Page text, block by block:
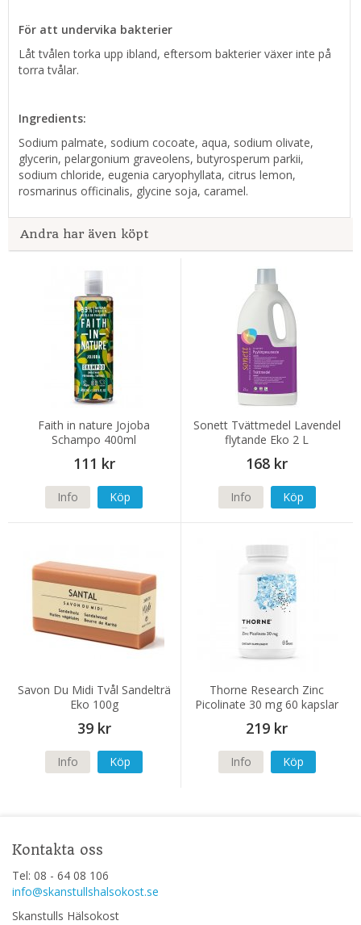
För att undervika bakterier
Låt tvålen torka upp ibland, eftersom bakterier växer inte på
torra tvålar.
Ingredients:
Sodium palmate, sodium cocoate, aqua, sodium olivate,
glycerin, pelargonium graveolens, butyrosperum parkii,
sodium chloride, eugenia caryophyllata, citrus lemon,
rosmarinus officinalis, glycine soja, caramel.
Andra har även köpt
Faith in nature Jojoba
Schampo 400ml
111 kr
Info Köp
Sonett Tvättmedel Lavendel
flytande Eko 2 L
168 kr
Info Köp
Savon Du Midi Tvål Sandelträ
Eko 100g
39 kr
Info Köp
Thorne Research Zinc
Picolinate 30 mg 60 kapslar
219 kr
Info Köp
Kontakta oss
Tel: 08 - 64 08 106
info@skanstullshalsokost.se
Skanstulls Hälsokost